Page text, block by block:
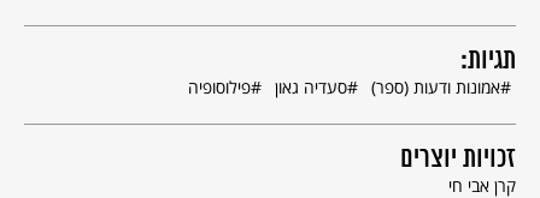
תגיות:
אמונות ודעות (ספר) סעדיה גאון פילוסופיה
זכויות יוצרים
קרן אבי חי